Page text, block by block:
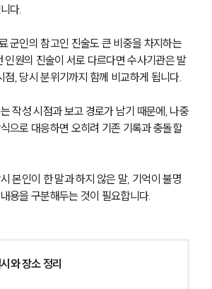
그룹소개
다.
군인의 참고인 진술도 큰 비중을 차지하는
인원의 진술이 서로 다르다면 수사기관은 발
점, 당시 분위기까지 함께 비교하게 됩니다.
작성 시점과 보고 경로가 남기 때문에, 나중
으로 대응하면 오히려 기존 기록과 충돌할
본인이 한 말과 하지 않은 말, 기억이 불명
용을 구분해두는 것이 필요합니다.
와 장소 정리